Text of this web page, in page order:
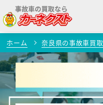
ホーム 奈良県の事故車買取